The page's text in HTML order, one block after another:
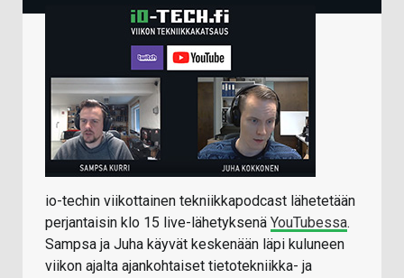
io-techin viikottainen tekniikkapodcast lähetetään
perjantaisin klo 15 live-lähetyksenä YouTubessa.
Sampsa ja Juha käyvät keskenään läpi kuluneen
viikon ajalta ajankohtaiset tietotekniikka- ja